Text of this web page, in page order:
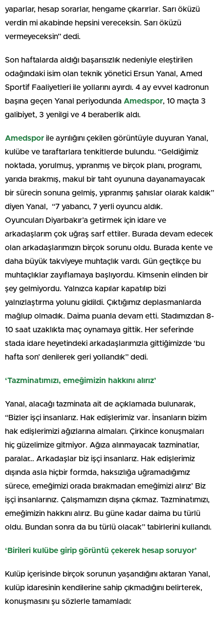
yaparlar, hesap sorarlar, hengame çıkarırlar. Sarı öküzü
verdin mi akabinde hepsini vereceksin. Sarı öküzü
vermeyeceksin” dedi.
Son haftalarda aldığı başarısızlık nedeniyle eleştirilen
odağındaki isim olan teknik yönetici Ersun Yanal, Amed
Sportif Faaliyetleri ile yollarını ayırdı. 4 ay evvel kadronun
başına geçen Yanal periyodunda Amedspor, 10 maçta 3
galibiyet, 3 yenilgi ve 4 beraberlik aldı.
Amedspor ile ayrılığını çekilen görüntüyle duyuran Yanal,
kulübe ve taraftarlara tenkitlerde bulundu. “Geldiğimiz
noktada, yorulmuş, yıpranmış ve birçok planı, programı,
yarıda bırakmış, makul bir taht oyununa dayanamayacak
bir sürecin sonuna gelmiş, yıpranmış şahıslar olarak kaldık”
diyen Yanal, “7 yabancı, 7 yerli oyuncu aldık.
Oyuncuları Diyarbakır’a getirmek için idare ve
arkadaşlarım çok uğraş sarf ettiler. Burada devam edecek
olan arkadaşlarımızın birçok sorunu oldu. Burada kente ve
daha büyük takviyeye muhtaçlık vardı. Gün geçtikçe bu
muhtaçlıklar zayıflamaya başlıyordu. Kimsenin elinden bir
şey gelmiyordu. Yalnızca kapılar kapatılıp bizi
yalnızlaştırma yolunu gidildi. Çıktığımız deplasmanlarda
mağlup olmadık. Daima puanla devam etti. Stadımızdan 8-
10 saat uzaklıkta maç oynamaya gittik. Her seferinde
stada idare heyetindeki arkadaşlarımızla gittiğimizde ‘bu
hafta son’ denilerek geri yollandık” dedi.
‘Tazminatımızı, emeğimizin hakkını alırız’
Yanal, alacağı tazminata ait de açıklamada bulunarak,
“Bizler işçi insanlarız. Hak edişlerimiz var. İnsanların bizim
hak edişlerimizi ağızlarına almaları. Çirkince konuşmaları
hiç güzelimize gitmiyor. Ağıza alınmayacak tazminatlar,
paralar… Arkadaşlar biz işçi insanlarız. Hak edişlerimiz
dışında asla hiçbir formda, haksızlığa uğramadığımız
sürece, emeğimizi orada bırakmadan emeğimizi alırız’ Biz
işçi insanlarınız. Çalışmamızın dışına çıkmaz. Tazminatımızı,
emeğimizin hakkını alırız. Bu güne kadar daima bu türlü
oldu. Bundan sonra da bu türlü olacak” tabirlerini kullandı.
‘Birileri kulübe girip görüntü çekerek hesap soruyor’
Kulüp içerisinde birçok sorunun yaşandığını aktaran Yanal,
kulüp idaresinin kendilerine sahip çıkmadığını belirterek,
konuşmasını şu sözlerle tamamladı: